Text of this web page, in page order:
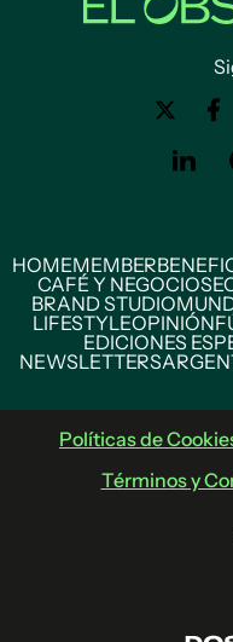
HOMEMEMBER
CAFÉ Y NEGOCIOS
BRAND STUDIO
LIFESTYLEOPINIÓN
EDICIONES
NEWSLETTERS
Políticas de
Términos y